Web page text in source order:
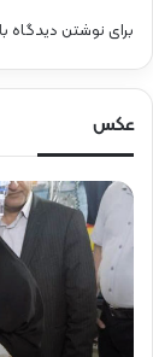
برای نوشتن دیدگاه
عکس